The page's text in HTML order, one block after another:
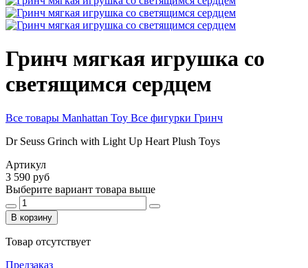
Гринч мягкая игрушка со
светящимся сердцем
Все товары Manhattan Toy Все фигурки Гринч
Dr Seuss Grinch with Light Up Heart Plush Toys
Артикул
3 590 руб
Выберите вариант товара выше
В корзину
Товар отсутствует
Предзаказ